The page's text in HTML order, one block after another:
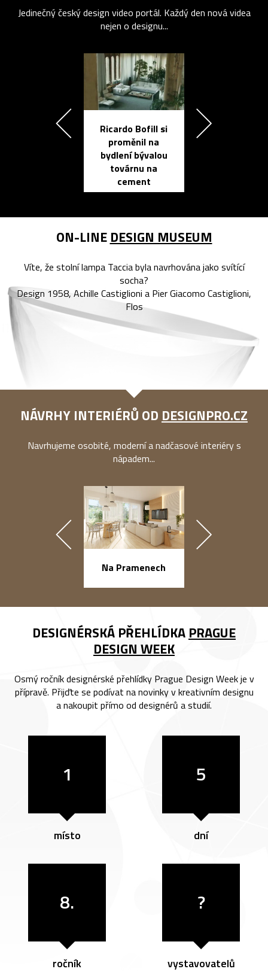
Jedinečný český design video portál. Každý den nová videa
nejen o designu...
Ricardo Bofill si
proměnil na
bydlení bývalou
továrnu na
cement
ON-LINE DESIGN MUSEUM
Víte, že stolní lampa Taccia byla navrhována jako svítící
socha?
Design 1958, Achille Castiglioni a Pier Giacomo Castiglioni,
Flos
NÁVRHY INTERIÉRŮ OD DESIGNPRO.CZ
Navrhujeme osobité, moderní a nadčasové interiéry s
nápadem...
Na Pramenech
DESIGNÉRSKÁ PŘEHLÍDKA PRAGUE
DESIGN WEEK
Osmý ročník designérské přehlídky Prague Design Week je v
přípravě. Přijďte se podívat na novinky v kreativním designu
a nakoupit přímo od designérů a studií.
1
místo
5
dní
8.
ročník
?
vystavovatelů